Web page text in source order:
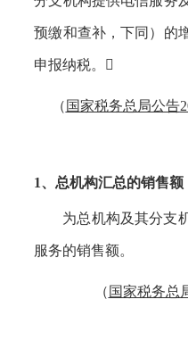
预缴和查补，下同）的
申报纳税。
（ 国家税务总局公告
1、 总机构汇总的销售额
为总机构及其分支
服务的销售额。
（ 国家税务总